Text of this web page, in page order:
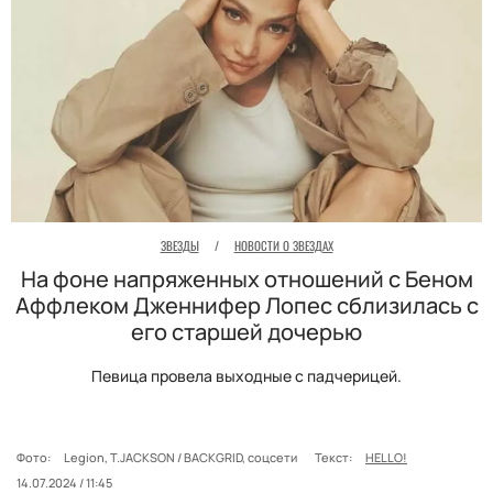
ЗВЕЗДЫ / НОВОСТИ О ЗВЕЗДАХ
На фоне напряженных отношений с Беном
Аффлеком Дженнифер Лопес сблизилась с
его старшей дочерью
Певица провела выходные с падчерицей.
Фото: Legion, T.JACKSON / BACKGRID, соцсети Текст:
HELLO!
14.07.2024 / 11:45